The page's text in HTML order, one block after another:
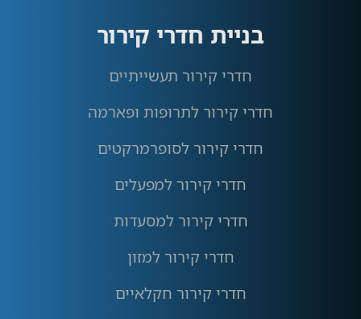
בניית חדרי קירור
חדרי קירור תעשייתיים
חדרי קירור לתרופות ופארמה
חדרי קירור לסופרמרקטים
חדרי קירור למפעלים
חדרי קירור למסעדות
חדרי קירור למזון
חדרי קירור חקלאיים